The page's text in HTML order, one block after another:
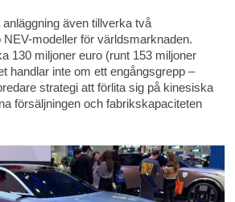
även tillverka två
NEV-modeller för världsmarknaden.
130 miljoner euro (runt 153 miljoner
handlar inte om ett engångsgrepp –
strategi att förlita sig på kinesiska
försäljningen och fabrikskapaciteten